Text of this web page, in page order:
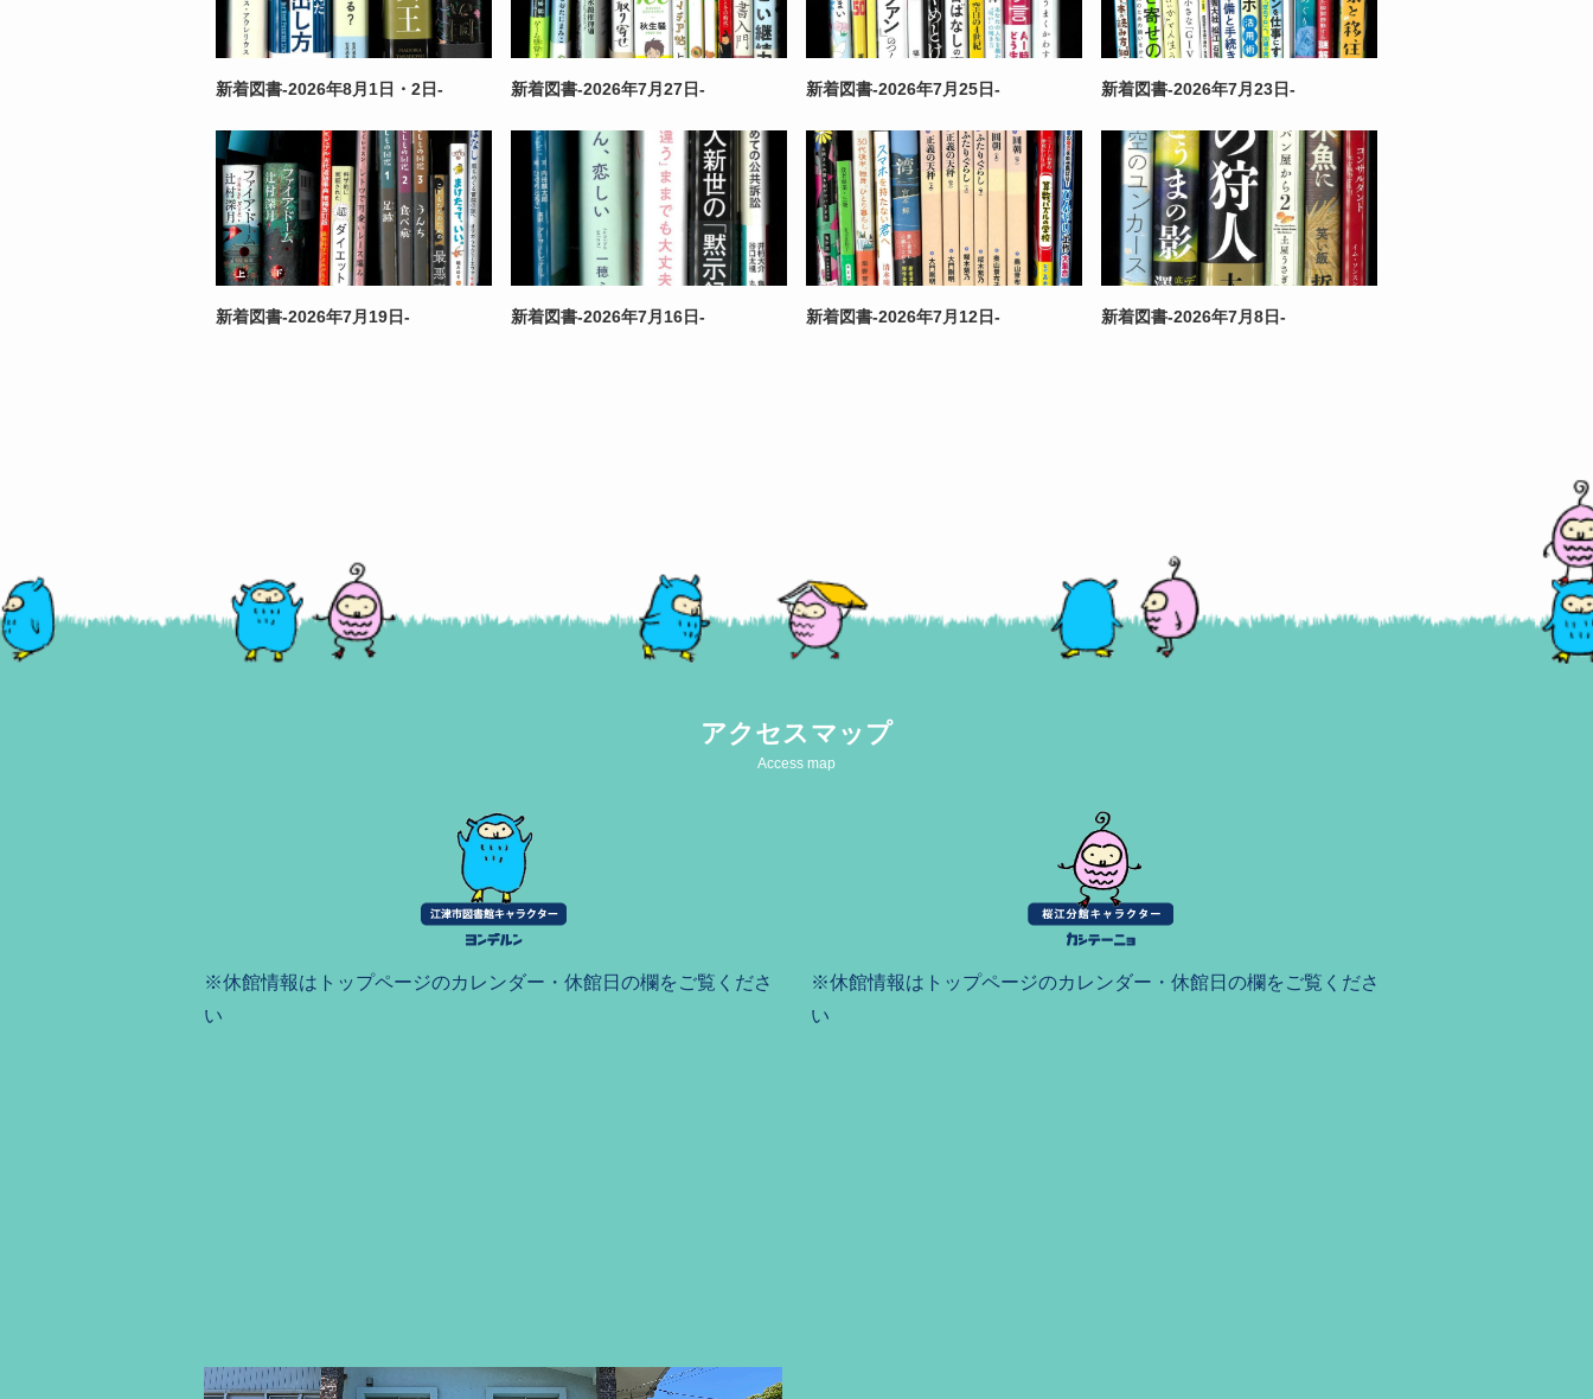
新着図書-2026年8月1日・2日- 新着図書-2026年7月27日- 新着図書-2026年7月25日- 新着図書-2026年7月23日-
新着図書-2026年7月19日- 新着図書-2026年7月16日- 新着図書-2026年7月12日- 新着図書-2026年7月8日-
アクセスマップ
Access map
※休館情報はトップページのカレンダー・休館日の欄をご覧くださ
い
※休館情報はトップページのカレンダー・休館日の欄をご覧くださ
い